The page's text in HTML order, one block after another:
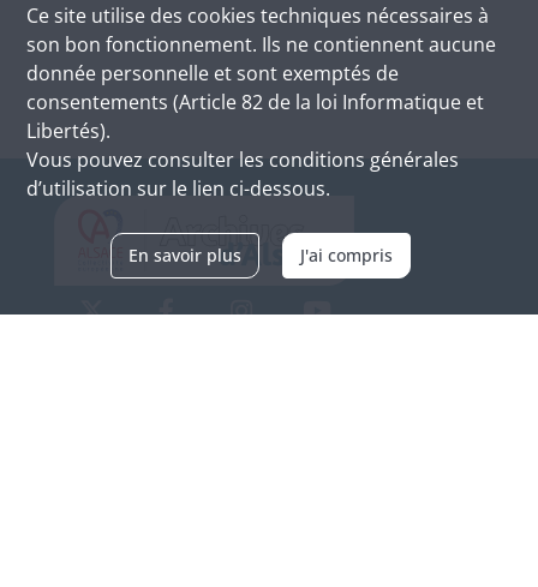
Ce site utilise des cookies techniques nécessaires à
son bon fonctionnement. Ils ne contiennent aucune
donnée personnelle et sont exemptés de
consentements (Article 82 de la loi Informatique et
Libertés).
Vous pouvez consulter les conditions générales
d’utilisation sur le lien ci-dessous.
En savoir plus J'ai compris